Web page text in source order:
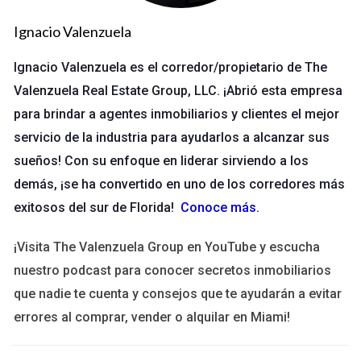
Implementación de tecnología
Ana dirige una empresa de desarrollo inmobiliario en Ave
manuales y propensas a errores. Introdujo una plataforma
digital que facilitó la gestión de proyectos y la comunicación
con los clientes. Esto no solo ahorró tiempo, sino que también
mejoró la satisfacción del cliente. Desde la implementación,
su empresa ha visto un crecimiento del 40% en proyectos
completados.
¿Quieres aprender más sobre cómo la tecnología
puede impulsar tu negocio? ¡Hablemos!
Estudio de caso 3
Ignacio Valenzuela
Ignacio Valenzuela es el corredor/propietario de The
Valenzuela Real Estate Group, LLC. ¡Abrió esta empresa
para brindar a agentes inmobiliarios y clientes el mejor
servicio de la industria para ayudarlos a alcanzar sus
sueños! Con su enfoque en liderar sirviendo a los
demás, ¡se ha convertido en uno de los corredores más
exitosos del sur de Florida! Conoce más.
¡Visita The Valenzuela Group en YouTube y escucha
nuestro podcast para conocer secretos inmobiliarios
que nadie te cuenta y consejos que te ayudarán a evitar
errores al comprar, vender o alquilar en Miami!